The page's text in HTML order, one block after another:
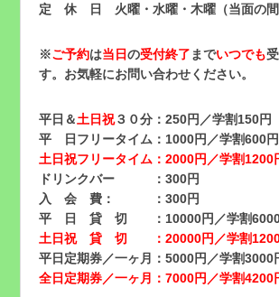
定 休 日 火曜・水曜・木曜（当面の間
※ご予約は当日の受付終了 までいつでも
す。お気軽にお問い合わせください。
平日＆土日祝３０分：250円／学割150円
平 日フリータイム：1000円／学割600円
土日祝フリータイム：2000円／学割1200
ドリンクバー ：300円
入 会 費： ：300円
平 日 貸 切 ：10000円／学割6000
土日祝 貸 切 ：20000円／学割
平日定期券／一ヶ月：5000円／学割3000
全日定期券／一ヶ月：7000円／学割4200